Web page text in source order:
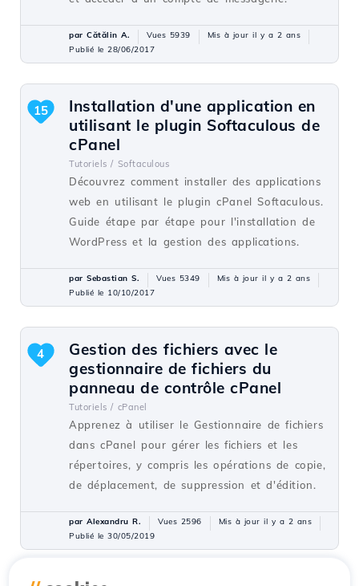
par Cătălin A. Vues 5939
Mis à jour il y a 2 ans
Publié le 28/06/2017
Installation d'une application en
utilisant le plugin Softaculous de
cPanel
Tutoriels / Softaculous
Découvrez comment installer des applications
web en utilisant le plugin cPanel Softaculous.
Guide étape par étape pour l'installation de
WordPress et la gestion des applications.
15
par Sebastian S. Vues 5349
Mis à jour il y a 2 ans
Publié le 10/10/2017
Gestion des fichiers avec le
gestionnaire de fichiers du
panneau de contrôle cPanel
Tutoriels / cPanel
Apprenez à utiliser le Gestionnaire de fichiers
dans cPanel pour gérer les fichiers et les
répertoires, y compris les opérations de copie,
de déplacement, de suppression et d'édition.
4
par Alexandru R. Vues 2596
Mis à jour il y a 2 ans
Publié le 30/05/2019